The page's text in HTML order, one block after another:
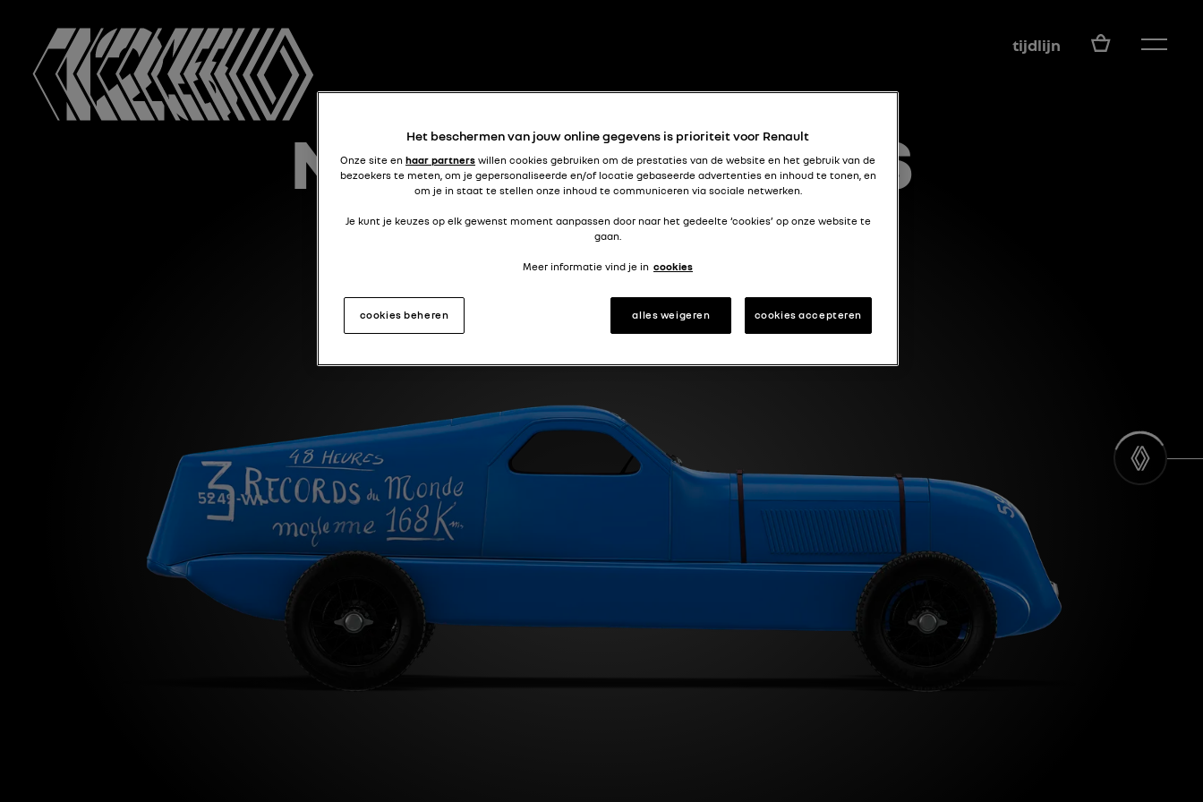
tijdlijn NL
Type A
NERVASPORT DES
RECORDS
Het beschermen van jouw online gegevens is prioriteit voor Renault
Onze site en haar partners willen cookies gebruiken om de prestaties van de website en het gebruik van de
bezoekers te meten, om je gepersonaliseerde en/of locatie gebaseerde advertenties en inhoud te tonen, en
om je in staat te stellen onze inhoud te communiceren via sociale netwerken.
Je kunt je keuzes op elk gewenst moment aanpassen door naar het gedeelte ‘cookies’ op onze website te
gaan.
Meer informatie vind je in cookies
cookies beheren alles weigeren cookies accepteren